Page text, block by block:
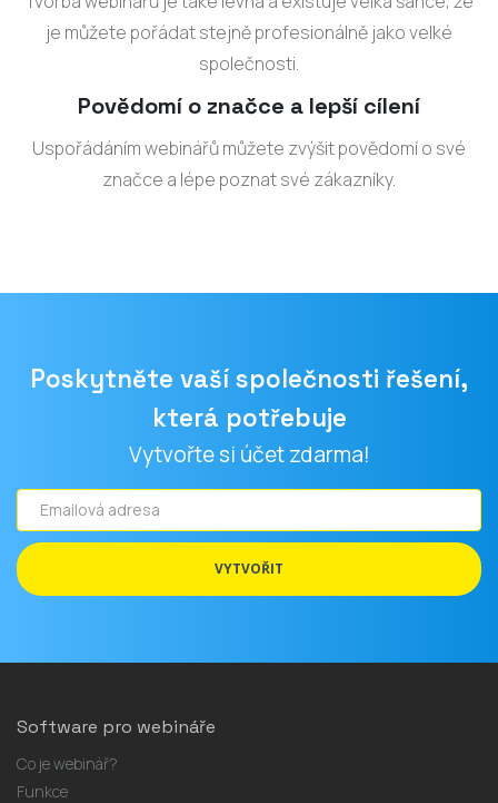
je můžete pořádat stejně profesionálně jako velké
společnosti.
Povědomí o značce a lepší cílení
Uspořádáním webinářů můžete zvýšit povědomí o své
značce a lépe poznat své zákazníky.
Poskytněte vaší společnosti řešení,
která potřebuje
Vytvořte si účet zdarma!
Emailová
adresa
VYTVOŘIT
Software pro webináře
Co je webinář?
Funkce